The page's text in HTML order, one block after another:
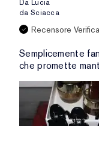
Da Lucia
da Sciacca
Recensore
Semplicemente
che promette